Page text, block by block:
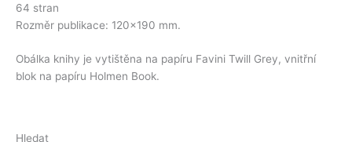
64 stran
Rozměr publikace: 120×190 mm.
Obálka knihy je vytištěna na papíru Favini Twill Grey, vnitřní
blok na papíru Holmen Book.
Hledat